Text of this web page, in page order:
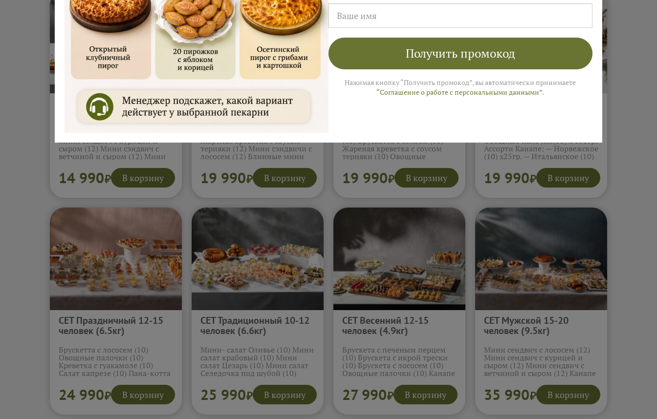
СЕТ Кофе брейк 20-25
человек (4.35кг)
Мини сэндвич с курицей и
сыром (12) Мини сэндвич с
ветчиной и сыром (12) Мини
пирожок с вишней (10) Мини
пирожок с капустой (10) Мини
пирожок с яйцом и зеленым
пирожок с мясом (10) Улитка с
14 990₽ В корзину
СЕТ Морской 8-10
человек (4.5кг)
Жареная креветка с соусом
терияки (12) Мини сэндвичи с
лососем (12) Блинные мини
рыбой (1) Мини салат Мимоза
(10) Овощные палочки (10)
Мини салат Крабовый (10)
19 990₽ В корзину
(10) Брускетта с семгой (10)
Жареная креветка с соусом
терияки (10) Овощные
Столичный (10) Мини салат
Греческий (10) Мини сэндвичи
с лососем (12) Мини сэндвич с
Подробнее...
19 990₽ В корзину
Овощные палочки(10) х 100гр.
Ассорти Канапе: — Норвежское
(10) х25гр. — Итальянское (10)
Мексиканское (10) х25гр.
Салат Наполи (12)х 50гр. Салат
глакомоле с креветкой (12)х
Подробнее...
19 990₽ В корзину
СЕТ Праздничный 12-15
человек (6.5кг)
Брускетта с лососем (10)
Овощные палочки (10)
Креветка с гуакамоле (10)
Салат капрезе (10) Пана-котта
(4) Тирамису (4) Канапе
огурец, мягкий сыр, черри (10)
Салат с креветкой и авокадо
24 990₽ В корзину
СЕТ Традиционный 10-12
человек (6.6кг)
Мини- салат Оливье (10) Мини
салат крабовый (10) Мини
салат Цезарь (10) Мини салат
Селедочка под шубой (10)
семгой (8) Ролл из ветчины с
сыром (10) Холодец
традиционный (10)
25 990₽ В корзину
СЕТ Весенний 12-15
человек (4.9кг)
Брускета с печеным перцем
(10) Брускета с икрой трески
(10) Брускета с лососем (10)
Овощные палочки (10) Канапе
Канапе черри, сыр фета,
огурец, маслина (10) Канапе
огурец, мягкий сыр, черри
27 990₽ В корзину
СЕТ Мужской 15-20
человек (9.5кг)
Мини сендвич с лососем (12)
Мини сендвич с курицей и
сыром (12) Мини сендвич с
ветчиной и сыром (12) Канапе
ветчины с сыром (10) Мини-
салат мясной (15) Мини салат
Фантазия(10) Мини салат
35 990₽ В корзину
Получить промокод
Нажимая кнопку “Получить промокод”, вы автоматически принимаете
“Соглашение о работе с персональными данными”.